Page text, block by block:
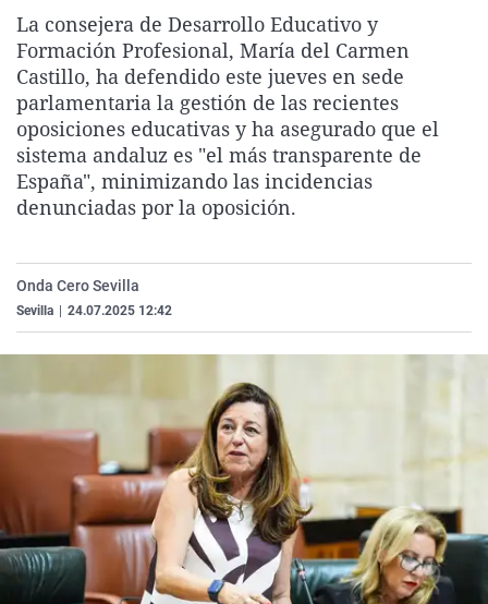
La rosa de los vientos
Gente viajera
Como el perro y el
Caso
Retornados
Equipo de
Operación Viuda
Extremadura
Galicia
La Rioja
Navarra
País Vasco
Virales
Televisión
Elecciones
La consejera de Desarrollo Educativo y
Formación Profesional, María del Carmen
Castillo, ha defendido este jueves en sede
parlamentaria la gestión de las recientes
oposiciones educativas y ha asegurado que el
sistema andaluz es "el más transparente de
España", minimizando las incidencias
denunciadas por la oposición.
Onda Cero Sevilla
Sevilla 24.07.2025 12:42